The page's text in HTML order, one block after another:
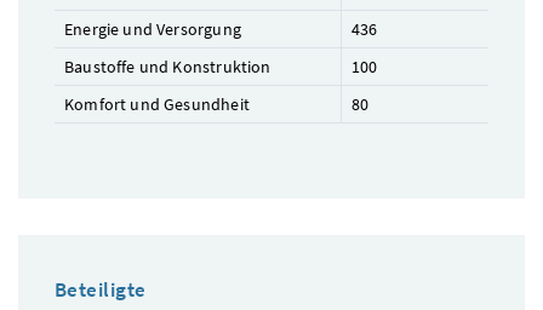
Energie und Versorgung
436
Baustoffe und Konstruktion
100
Komfort und Gesundheit
80
Beteiligte